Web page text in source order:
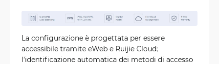
La configurazione è progettata per essere
accessibile tramite eWeb e Ruijie Cloud;
l’identificazione automatica dei metodi di accesso